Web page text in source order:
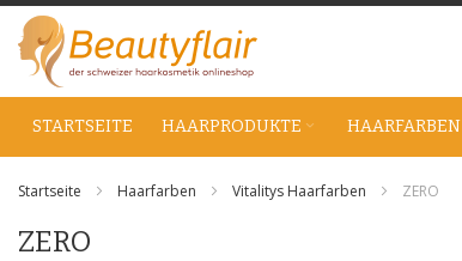
Zum
Inhalt
STARTSEITE HAARPRODUKTE HAARFARBEN
Startseite Haarfarben Vitalitys Haarfarben ZERO
ZERO